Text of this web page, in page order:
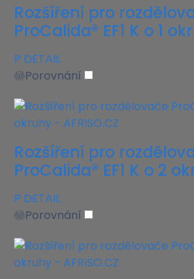
Rozšíření pro
ProCalida® EF1 K o 1
P DETAIL
Porovnání
Rozšíření pro
ProCalida® EF1 K o 2
P DETAIL
Porovnání